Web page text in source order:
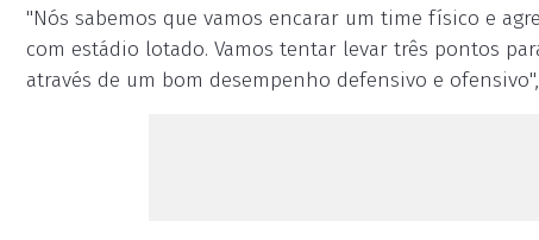
"Nós sabemos que vamos encarar um time físico e
com estádio lotado. Vamos tentar levar três pontos
através de um bom desempenho defensivo e